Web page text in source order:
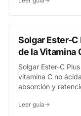
mediante
apoyar la salud
Solgar Ester-C
de la Vitamina
Solgar Ester-C
vitamina C no
absorción y
siendo la opción
Leer guía